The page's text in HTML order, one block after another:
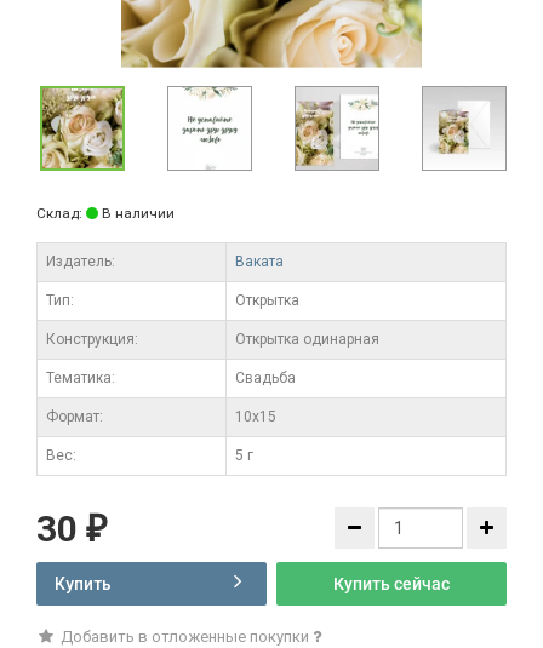
Склад: В наличии
Издатель: Ваката
Тип: Открытка
Конструкция: Открытка одинарная
Тематика: Свадьба
Формат: 10x15
Вес: 5 г
30 ₽
Купить Купить сейчас
Добавить в отложенные покупки